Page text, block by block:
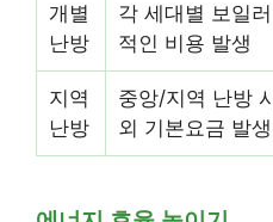
개별
난방
각 세대별 보일
적인 비용 발생
지역
난방
중앙/지역 난방
외 기본요금 발